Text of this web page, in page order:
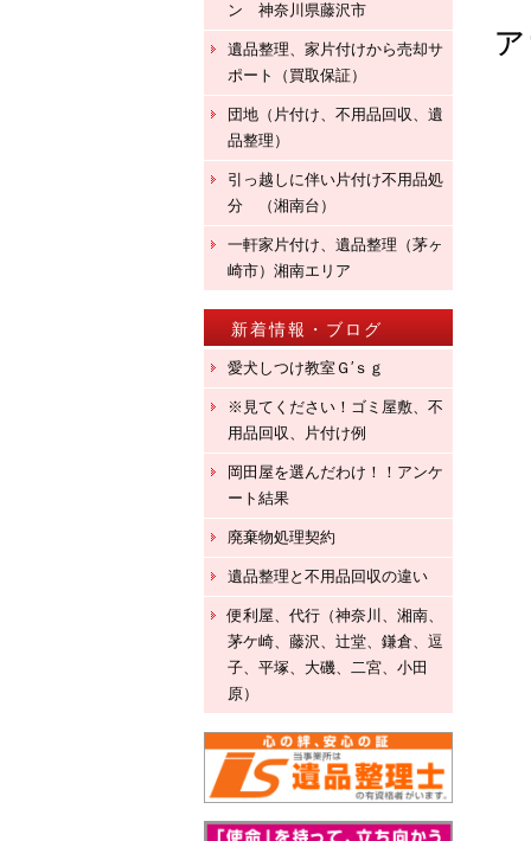
ン 神奈川県藤沢市
遺品整理、家片付けから売却サ
ポート（買取保証）
団地（片付け、不用品回収、遺
品整理）
引っ越しに伴い片付け不用品処
分 （湘南台）
一軒家片付け、遺品整理（茅ヶ
崎市）湘南エリア
新着情報・ブログ
愛犬しつけ教室Ｇ′ｓｇ
※見てください！ゴミ屋敷、不
用品回収、片付け例
岡田屋を選んだわけ！！アンケ
ート結果
廃棄物処理契約
遺品整理と不用品回収の違い
便利屋、代行（神奈川、湘南、
茅ケ崎、藤沢、辻堂、鎌倉、逗
子、平塚、大磯、二宮、小田
原）